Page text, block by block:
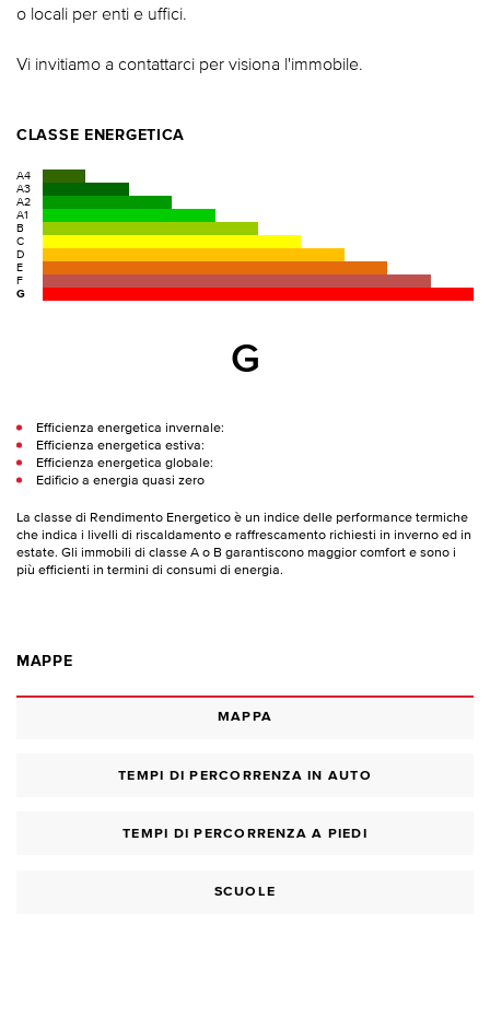
o locali per enti e uffici.
Vi invitiamo a contattarci per visiona l'immobile.
CLASSE ENERGETICA
A4
A3
A2
A1
B
C
D
E
F
G
G
Efficienza energetica invernale:
Efficienza energetica estiva:
Efficienza energetica globale:
Edificio a energia quasi zero
La classe di Rendimento Energetico è un indice delle performance termiche
che indica i livelli di riscaldamento e raffrescamento richiesti in inverno ed in
estate. Gli immobili di classe A o B garantiscono maggior comfort e sono i
più efficienti in termini di consumi di energia.
MAPPE
MAPPA
TEMPI DI PERCORRENZA IN AUTO
TEMPI DI PERCORRENZA A PIEDI
SCUOLE